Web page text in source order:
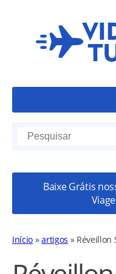
Baixe Grátis
Início »artigos » Réveillon